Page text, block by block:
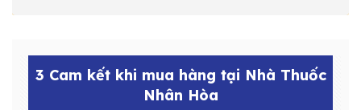
3 Cam kết khi mua hàng tại Nhà Thuốc
Nhân Hòa